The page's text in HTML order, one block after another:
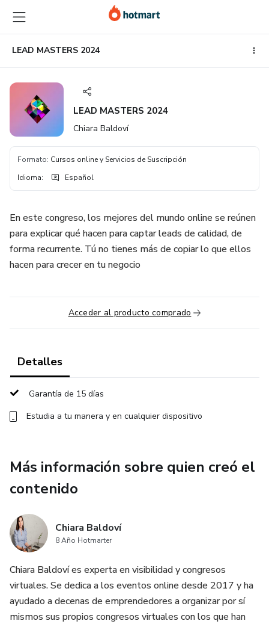
contenido
principal
la
página
de
pie
página
LEAD MASTERS 2024
LEAD MASTERS 2024
Chiara Baldoví
Formato: Cursos online y Servicios de Suscripción
Idioma: Español
En este congreso, los mejores del mundo online se reúnen
para explicar qué hacen para captar leads de calidad, de
forma recurrente. Tú no tienes más de copiar lo que ellos
hacen para crecer en tu negocio
Acceder al producto comprado
Detalles
Garantía de 15 días
Estudia a tu manera y en cualquier dispositivo
Más información sobre quien creó el
contenido
Chiara Baldoví
8 Año Hotmarter
Chiara Baldoví es experta en visibilidad y congresos
virtuales. Se dedica a los eventos online desde 2017 y ha
ayudado a decenas de emprendedores a organizar por sí
mismos sus propios congresos virtuales con los que han